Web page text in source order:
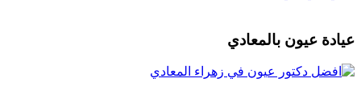
عيادة عيون بالمعادي